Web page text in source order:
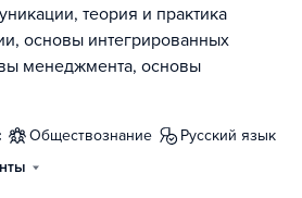
теория и практика
основы интегрированных
менеджмента, основы
обществознание
русский язык